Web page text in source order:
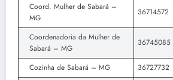
Coord. Mulher de Sabará –
MG
36714572
Coordenadoria da Mulher de
Sabará – MG
36745085
Cozinha de Sabará – MG
36727732